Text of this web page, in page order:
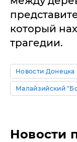
который
трагедии.
Новости Донецка
Малайзийский
Новости